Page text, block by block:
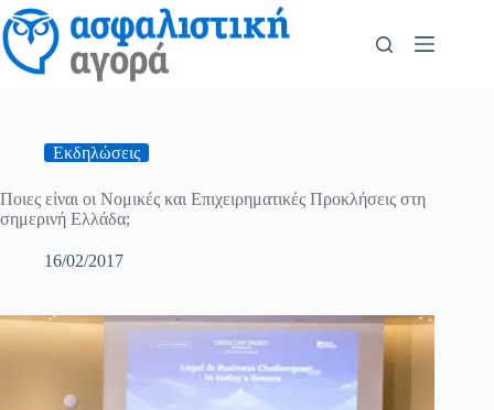
Εκδηλώσεις
Ποιες είναι οι Νομικές και Επιχειρηματικές Προκλήσεις στη
σημερινή Ελλάδα;
16/02/2017